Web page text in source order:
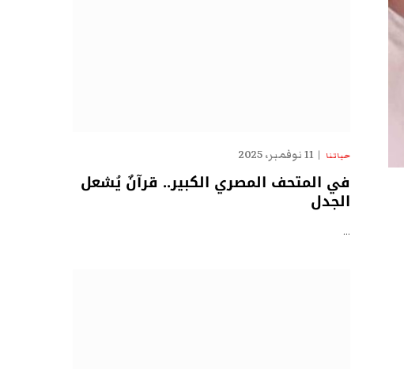
حياتنا 11 نوفمبر، 2025
في المتحف المصري الكبير.. قرآنٌ يُشعل
الجدل
…